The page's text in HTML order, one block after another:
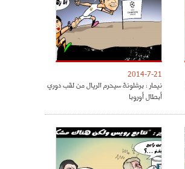
2014-7-21
نيمار : برشلونة سيحرم الريال من لقب دوري
أبطال أوروبا